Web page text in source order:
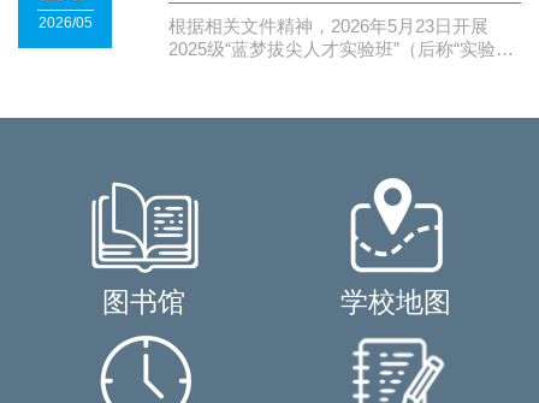
2026/05
知
根据相关文件精神，2026年5月23日开展
2025级“蓝梦拔尖人才实验班”（后称“实验
5月23日（周六），上午场9:00—12:00，下
程序面试重点评估学生专业认知与学术志
趣、逻辑思维与创新能力、学习规划与发展
潜力。每个学生面试时间10分钟左右，分个
人陈述（不超过两分钟）和专家提问两部
分。请参加面试的学生携带智能卡（或身份
证）根据分组安排分别于8:30（上午场）和
开放空间签到等候。三、其他事宜面试期
间，违纪认定和处理参照学校《中国海洋大
学全日制本科课程考试管理办法》第六章相
图书馆 学校地图